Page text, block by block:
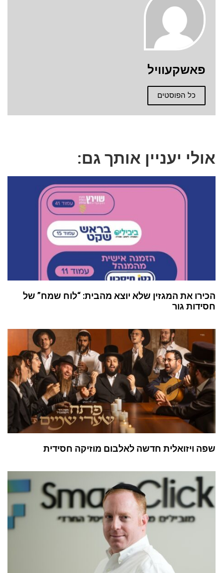
פאשקעוויל
כל הפוסטים
אולי יעניין אותך גם:
הכירו את המגזין שלא יוצא מהבית: “לוח שמח” של
חסידות גור
שפה ויזואלית חדשה לאלבום מוזיקה חסידית